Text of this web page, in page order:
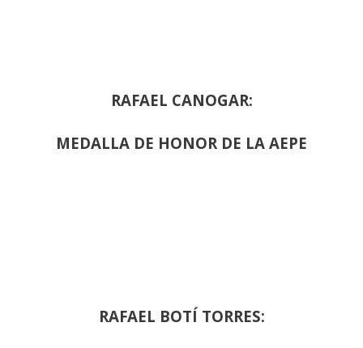
RAFAEL CANOGAR:
MEDALLA DE HONOR DE LA AEPE
RAFAEL BOTÍ TORRES: